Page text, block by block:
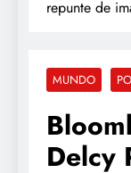
repunte de
MUNDO
Delcy